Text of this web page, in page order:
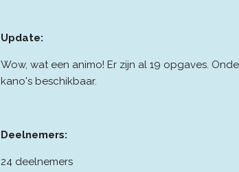
Update:
Wow, wat een animo! Er zijn al 19 opgaves.
kano's beschikbaar.
Deelnemers:
24 deelnemers